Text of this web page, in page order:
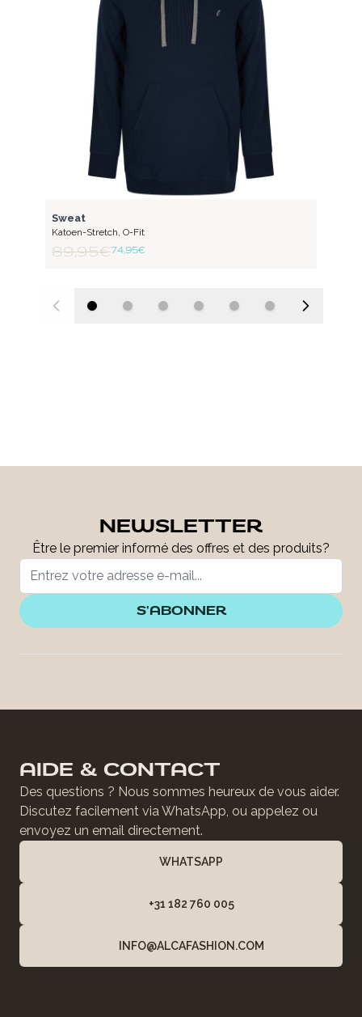
Sweat
Katoen-Stretch, O-Fit
74,95 €
89,95 €
NEWSLETTER
Être le premier informé des offres et des produits?
S'ABONNER
AIDE & CONTACT
Des questions ? Nous sommes heureux de vous aider.
Discutez facilement via WhatsApp, ou appelez ou
envoyez un email directement.
WHATSAPP
+31 182 760 005
INFO@ALCAFASHION.COM